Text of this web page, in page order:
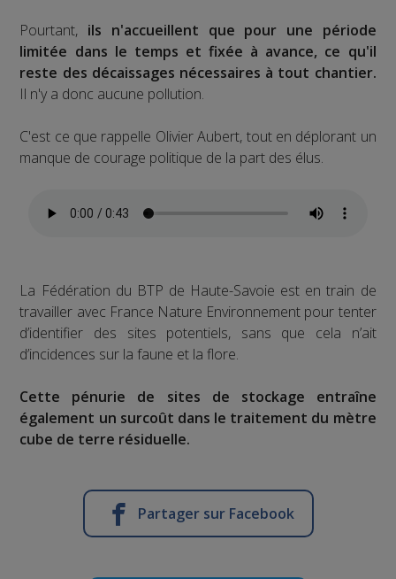
Pourtant, ils n'accueillent que pour une période
limitée dans le temps et fixée à avance, ce qu'il
reste des décaissages nécessaires à tout chantier.
Il n'y a donc aucune pollution.
C'est ce que rappelle Olivier Aubert, tout en déplorant un
manque de courage politique de la part des élus.
La Fédération du BTP de Haute-Savoie est en train de
travailler avec France Nature Environnement pour tenter
d’identifier des sites potentiels, sans que cela n’ait
d’incidences sur la faune et la flore.
Cette pénurie de sites de stockage entraîne
également un surcoût dans le traitement du mètre
cube de terre résiduelle.
Partager sur Facebook